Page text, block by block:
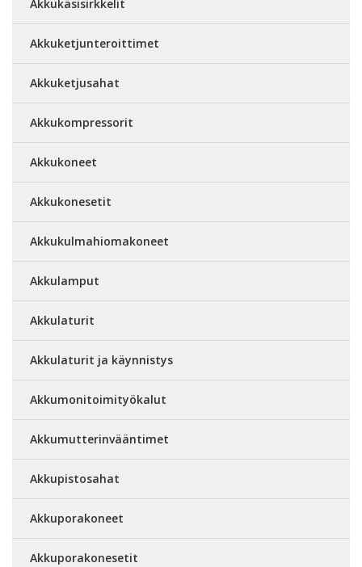
Akkukäsisirkkelit
Akkuketjunteroittimet
Akkuketjusahat
Akkukompressorit
Akkukoneet
Akkukonesetit
Akkukulmahiomakoneet
Akkulamput
Akkulaturit
Akkulaturit ja käynnistys
Akkumonitoimityökalut
Akkumutterinvääntimet
Akkupistosahat
Akkuporakoneet
Akkuporakonesetit